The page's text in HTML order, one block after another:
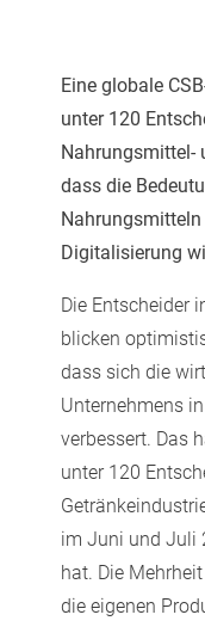
Eine globale
unter 120
Nahrungsmittel-
dass die
Digitalisierung
Die Entscheider
blicken
dass sich die
Unternehmens
verbessert. Das
unter 120
im Juni und Juli
hat. Die
die eigenen